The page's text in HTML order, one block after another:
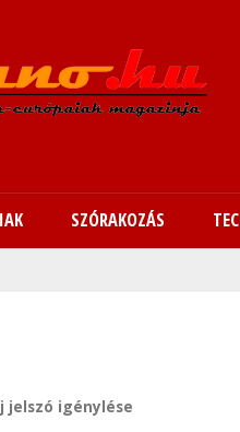
SZÓRAKOZÁS
fül)
jelszó igénylése